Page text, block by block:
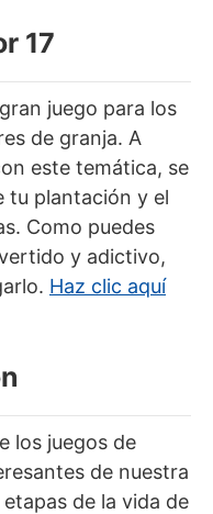
17
juego para los
de granja. A
este temática, se
tu plantación y el
Como puedes
y adictivo,
Haz clic aquí
los juegos de
de nuestra
de la vida de